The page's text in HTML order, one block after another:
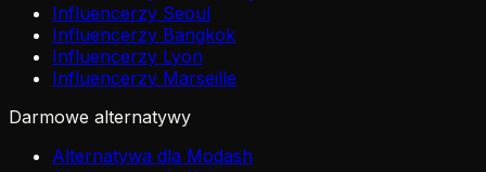
Influencerzy Seoul
Influencerzy Bangkok
Influencerzy Lyon
Influencerzy Marseille
Darmowe alternatywy
Alternatywa dla Modash